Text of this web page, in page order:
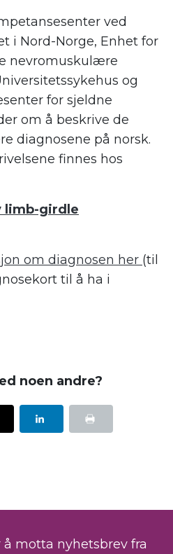
ved
i Nord-Norge, Enhet for
nevromuskulære
og
for sjeldne
om å beskrive de
diagnosene på norsk.
finnes hos
limb-girdle
om diagnosen her (til
til å ha i
noen andre?
motta nyhetsbrev fra